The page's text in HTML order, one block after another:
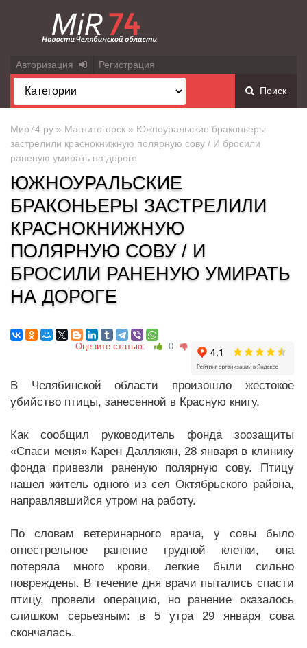
Авторизация Регистрация
Поиск
Мир74.ру » Магнитогорск » Южноуральские браконьеры
застрелили краснокнижную полярную сову / И бросили
раненую умирать на дороге
ЮЖНОУРАЛЬСКИЕ
БРАКОНЬЕРЫ ЗАСТРЕЛИЛИ
КРАСНОКНИЖНУЮ
ПОЛЯРНУЮ СОВУ / И
БРОСИЛИ РАНЕНУЮ УМИРАТЬ
НА ДОРОГЕ
Оцените статью: 0
В Челябинской области произошло жестокое
убийство птицы, занесенной в Красную книгу.
Как сообщил руководитель фонда зоозащиты
«Спаси меня» Карен Даллякян, 28 января в клинику
фонда привезли раненую полярную сову. Птицу
нашел житель одного из сел Октябрьского района,
направлявшийся утром на работу.
По словам ветеринарного врача, у совы было
огнестрельное ранение грудной клетки, она
потеряла много крови, легкие были сильно
повреждены. В течение дня врачи пытались спасти
птицу, провели операцию, но ранение оказалось
слишком серьезным: в 5 утра 29 января сова
скончалась.